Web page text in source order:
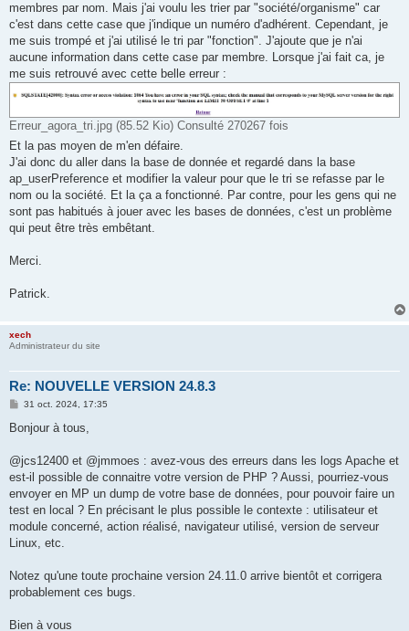
membres par nom. Mais j'ai voulu les trier par "société/organisme" car
c'est dans cette case que j'indique un numéro d'adhérent. Cependant, je
me suis trompé et j'ai utilisé le tri par "fonction". J'ajoute que je n'ai
aucune information dans cette case par membre. Lorsque j'ai fait ca, je
me suis retrouvé avec cette belle erreur :
Erreur_agora_tri.jpg (85.52 Kio) Consulté 270267 fois
Et la pas moyen de m'en défaire.
J'ai donc du aller dans la base de donnée et regardé dans la base
ap_userPreference et modifier la valeur pour que le tri se refasse par le
nom ou la société. Et la ça a fonctionné. Par contre, pour les gens qui ne
sont pas habitués à jouer avec les bases de données, c'est un problème
qui peut être très embêtant.
Merci.
Patrick.
xech
Administrateur du site
Re: NOUVELLE VERSION 24.8.3
M
s
g
e
31 oct. 2024, 17:35
Bonjour à tous,
@jcs12400 et @jmmoes : avez-vous des erreurs dans les logs Apache et
est-il possible de connaitre votre version de PHP ? Aussi, pourriez-vous
envoyer en MP un dump de votre base de données, pour pouvoir faire un
test en local ? En précisant le plus possible le contexte : utilisateur et
module concerné, action réalisé, navigateur utilisé, version de serveur
Linux, etc.
Notez qu'une toute prochaine version 24.11.0 arrive bientôt et corrigera
probablement ces bugs.
Bien à vous